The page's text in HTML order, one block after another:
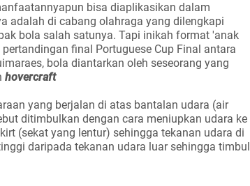
bisa diaplikasikan dalam
adalah di cabang olahraga yang dilengkapi
bola salah satunya. Tapi inikah format 'anak
final Portuguese Cup Final antara
bola diantarkan oleh seseorang yang
hovercraft
yang berjalan di atas bantalan udara (air
ditimbulkan dengan cara meniupkan udara ke
(sekat yang lentur) sehingga tekanan udara di
daripada tekanan udara luar sehingga timbul